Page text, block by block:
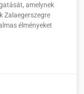
amelynek
Zalaegerszegre
élményeket